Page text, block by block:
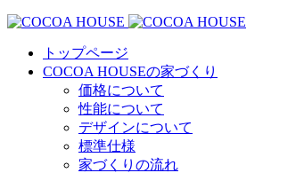
トップページ
COCOA HOUSEの家づくり
価格について
性能について
デザインについて
標準仕様
家づくりの流れ